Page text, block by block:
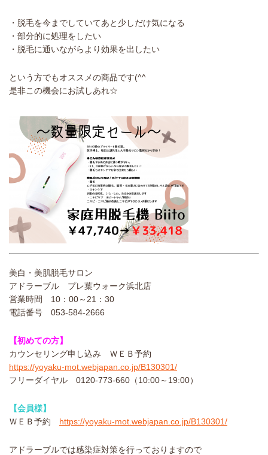
・脱毛を今までしていてあと少しだけ気になる
・部分的に処理をしたい
・脱毛に通いながらより効果を出したい
という方でもオススメの商品です(^^ゞ
是非この機会にお試しあれ☆
美白・美肌脱毛サロン
アドラーブル プレ葉ウォーク浜北店
営業時間 10：00～21：30
電話番号 053-584-2666
【初めての方】
カウンセリング申し込み ＷＥＢ予約
https://yoyaku-mot.webjapan.co.jp/B130301/
フリーダイヤル ‪0120-773-660（10:00～19:00）‬‬
【会員様】
ＷＥＢ予約 https://yoyaku-mot.webjapan.co.jp/B130301/
アドラーブルでは感染症対策を行っておりますので